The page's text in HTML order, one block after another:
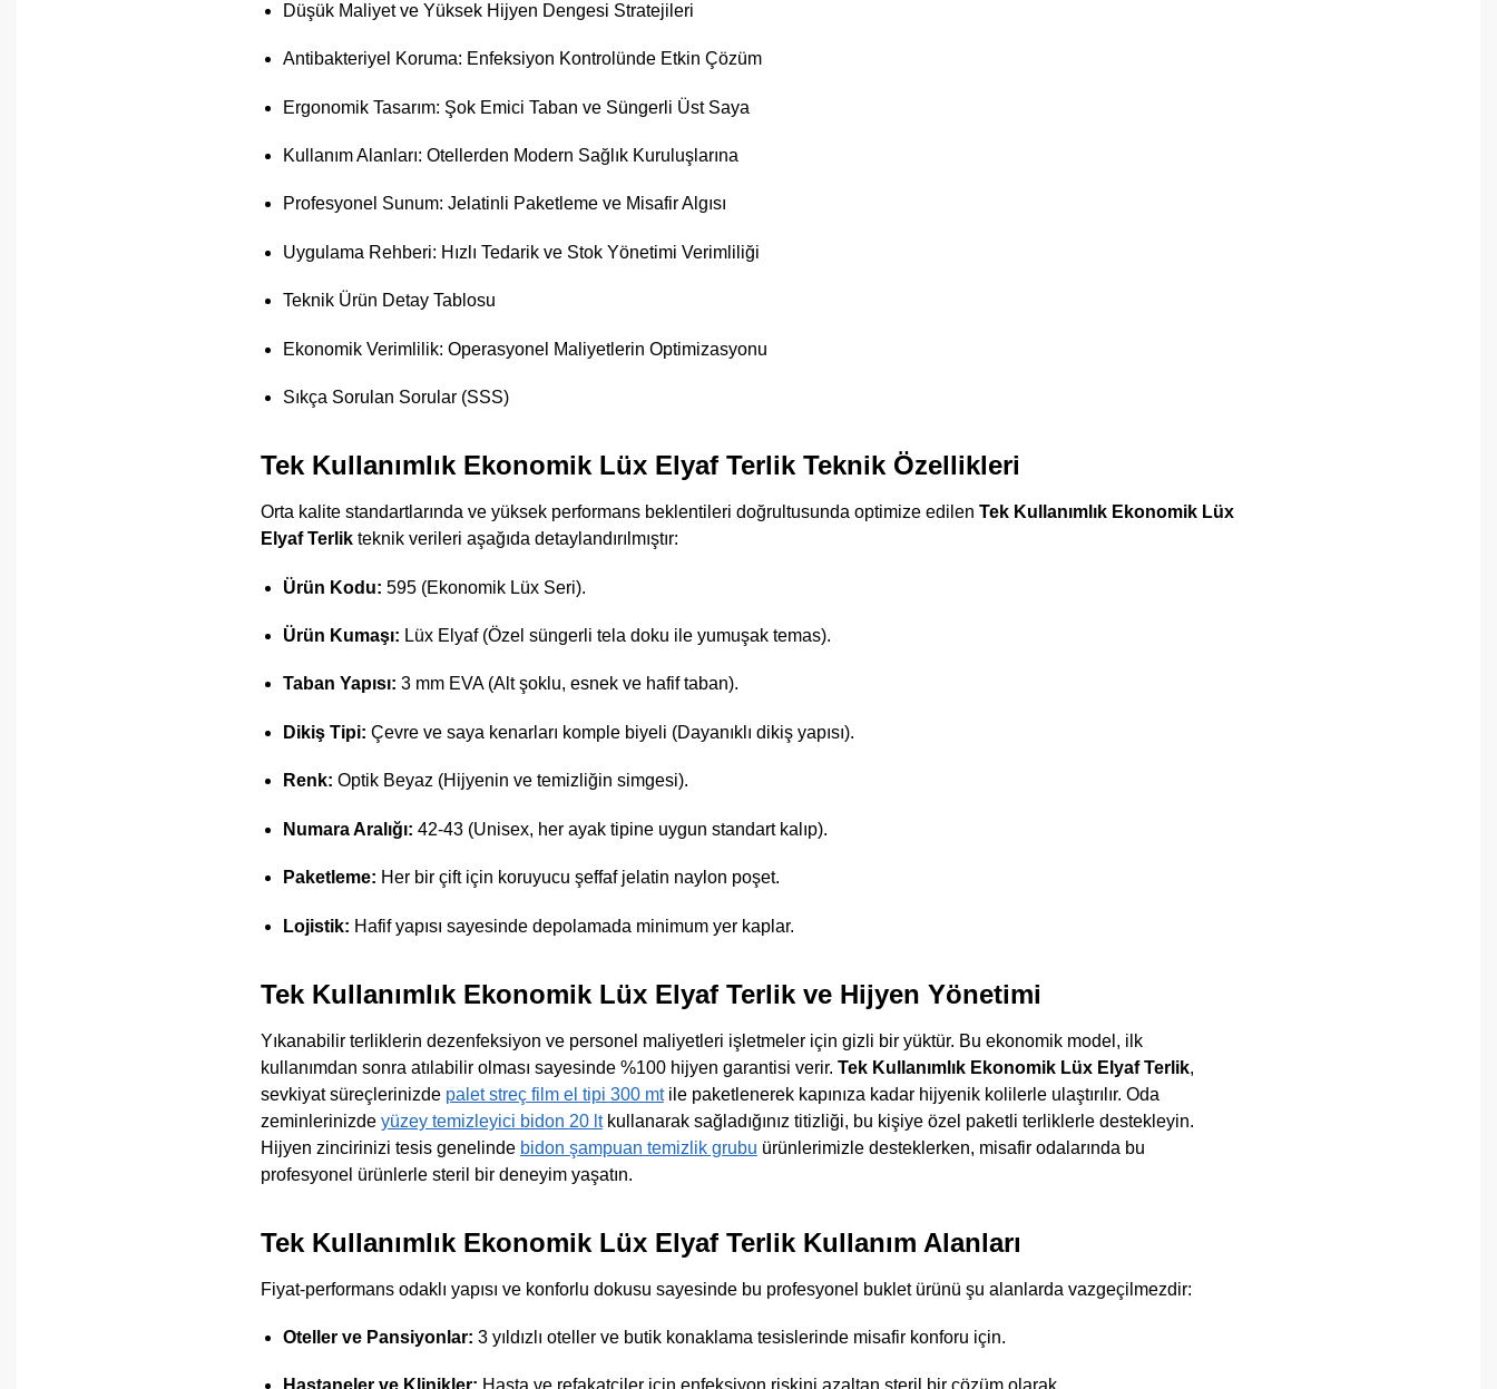
Düşük Maliyet ve Yüksek Hijyen Dengesi Stratejileri
Antibakteriyel Koruma: Enfeksiyon Kontrolünde Etkin Çözüm
Ergonomik Tasarım: Şok Emici Taban ve Süngerli Üst Saya
Kullanım Alanları: Otellerden Modern Sağlık Kuruluşlarına
Profesyonel Sunum: Jelatinli Paketleme ve Misafir Algısı
Uygulama Rehberi: Hızlı Tedarik ve Stok Yönetimi Verimliliği
Teknik Ürün Detay Tablosu
Ekonomik Verimlilik: Operasyonel Maliyetlerin Optimizasyonu
Sıkça Sorulan Sorular (SSS)
Tek Kullanımlık Ekonomik Lüx Elyaf Terlik Teknik Özellikleri
Orta kalite standartlarında ve yüksek performans beklentileri doğrultusunda optimize edilen Tek Kullanımlık Ekonomik Lüx
Elyaf Terlikteknik verileri aşağıda detaylandırılmıştır:
Ürün Kodu: 595 (Ekonomik Lüx Seri).
Ürün Kumaşı: Lüx Elyaf (Özel süngerli tela doku ile yumuşak temas).
Taban Yapısı: 3 mm EVA (Alt şoklu, esnek ve hafif taban).
Dikiş Tipi: Çevre ve saya kenarları komple biyeli (Dayanıklı dikiş yapısı).
Renk: Optik Beyaz (Hijyenin ve temizliğin simgesi).
Numara Aralığı: 42-43 (Unisex, her ayak tipine uygun standart kalıp).
Paketleme: Her bir çift için koruyucu şeffaf jelatin naylon poşet.
Lojistik: Hafif yapısı sayesinde depolamada minimum yer kaplar.
Tek Kullanımlık Ekonomik Lüx Elyaf Terlik ve Hijyen Yönetimi
Yıkanabilir terliklerin dezenfeksiyon ve personel maliyetleri işletmeler için gizli bir yüktür. Bu ekonomik model, ilk
kullanımdan sonra atılabilir olması sayesinde %100 hijyen garantisi verir. Tek Kullanımlık Ekonomik Lüx Elyaf Terlik,
sevkiyat süreçlerinizde palet streç film el tipi 300 mtile paketlenerek kapınıza kadar hijyenik kolilerle ulaştırılır. Oda
zeminlerinizde yüzey temizleyici bidon 20 ltkullanarak sağladığınız titizliği, bu kişiye özel paketli terliklerle destekleyin.
Hijyen zincirinizi tesis genelinde bidon şampuan temizlik grubu ürünlerimizle desteklerken, misafir odalarında bu
profesyonel ürünlerle steril bir deneyim yaşatın.
Tek Kullanımlık Ekonomik Lüx Elyaf Terlik Kullanım Alanları
Fiyat-performans odaklı yapısı ve konforlu dokusu sayesinde bu profesyonel buklet ürünü şu alanlarda vazgeçilmezdir:
Oteller ve Pansiyonlar: 3 yıldızlı oteller ve butik konaklama tesislerinde misafir konforu için.